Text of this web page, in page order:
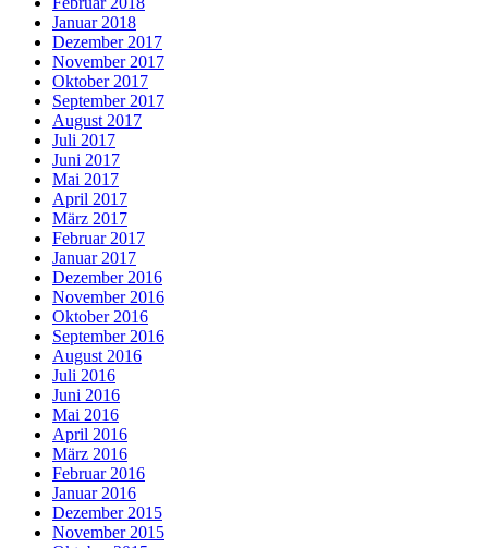
Januar 2018
Dezember 2017
November 2017
Oktober 2017
September 2017
August 2017
Juli 2017
Juni 2017
Mai 2017
April 2017
März 2017
Februar 2017
Januar 2017
Dezember 2016
November 2016
Oktober 2016
September 2016
August 2016
Juli 2016
Juni 2016
Mai 2016
April 2016
März 2016
Februar 2016
Januar 2016
Dezember 2015
November 2015